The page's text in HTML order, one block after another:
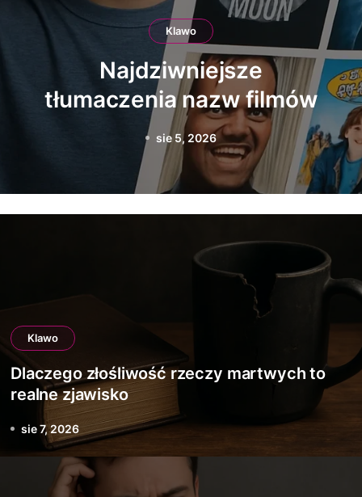
Poradnik: jak niechcący
zostać bohaterem
TikToka
sie 3, 2026
Klawo
Dlaczego złośliwość rzeczy martwych to
realne zjawisko
sie 7, 2026